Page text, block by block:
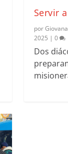
Servir
por
2025 | 0
Dos